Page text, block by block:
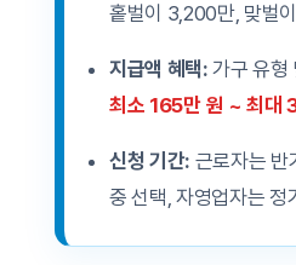
홑벌이 3,200만, 맞벌
지급액 혜택: 가구 유형
최소 165만 원 ~ 최대
신청 기간: 근로자는
중 선택, 자영업자는 정